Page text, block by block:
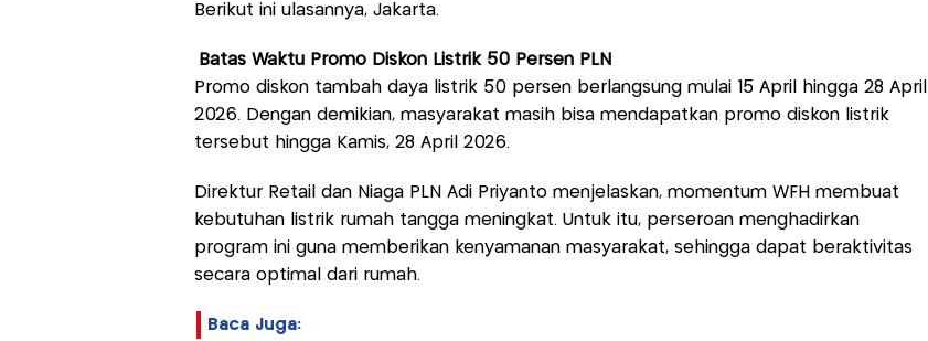
Berikut ini ulasannya, Jakarta.
Batas Waktu Promo Diskon Listrik 50 Persen PLN
Promo diskon tambah daya listrik 50 persen berlangsung mulai 15 April hingga 28 April
2026. Dengan demikian, masyarakat masih bisa mendapatkan promo diskon listrik
tersebut hingga Kamis, 28 April 2026.
Direktur Retail dan Niaga PLN Adi Priyanto menjelaskan, momentum WFH membuat
kebutuhan listrik rumah tangga meningkat. Untuk itu, perseroan menghadirkan
program ini guna memberikan kenyamanan masyarakat, sehingga dapat beraktivitas
secara optimal dari rumah.
Baca Juga: